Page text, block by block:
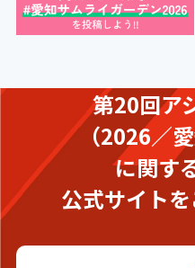
第20回ア
（2026／
に関す
公式サイト